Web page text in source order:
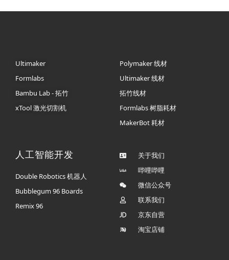
Ultimaker
Formlabs
Bambu Lab - 拓竹
xTool 激光切割机
Polymaker 线材
Ultimaker 线材
拓竹线材
Formlabs 树脂耗材
MakerBot 耗材
人工智能开发
Double Robotics 机器人
Bubblegum 96 Boards
Remix 96
关于我们
哔哩哔哩
微信公众号
联系我们
京东自营
淘宝店铺